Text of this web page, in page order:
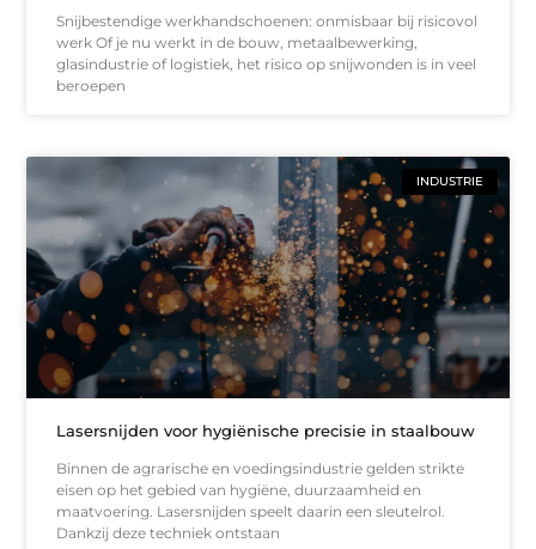
Snijbestendige werkhandschoenen: onmisbaar bij risicovol
werk Of je nu werkt in de bouw, metaalbewerking,
glasindustrie of logistiek, het risico op snijwonden is in veel
beroepen
INDUSTRIE
Lasersnijden voor hygiënische precisie in staalbouw
Binnen de agrarische en voedingsindustrie gelden strikte
eisen op het gebied van hygiëne, duurzaamheid en
maatvoering. Lasersnijden speelt daarin een sleutelrol.
Dankzij deze techniek ontstaan